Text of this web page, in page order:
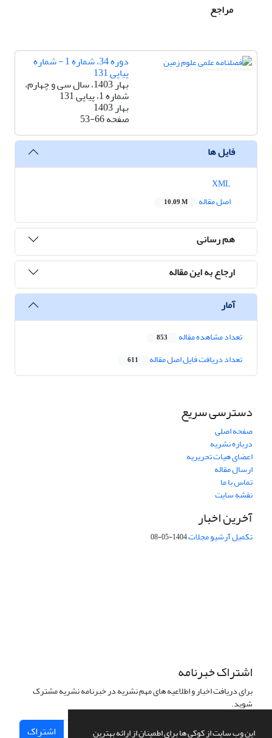
این وب سایت از کوکی ها برای اطمینان از ارائه بهترین
مراجع
دوره 34، شماره 1 - شماره
پیاپی 131
بهار 1403، سال سی و چهارم،
شماره 1، پیاپی 131
بهار 1403
صفحه53-66
فایل ها
اصل مقاله
10.09 M
هم رسانی
ارجاع به این مقاله
آمار
تعداد مشاهده مقاله 853
تعداد دریافت فایل اصل مقاله 611
دسترسی سریع
صفحه اصلی
درباره نشریه
اعضای هیات تحریریه
ارسال مقاله
تماس با ما
نقشه سایت
آخرین اخبار
تکمیل آرشیو مجلات1404-05-08
اشتراک خبرنامه
برای دریافت اخبار و اطلاعیه های مهم نشریه در خبرنامه نشریه مشترک
شوید.
اشتراک